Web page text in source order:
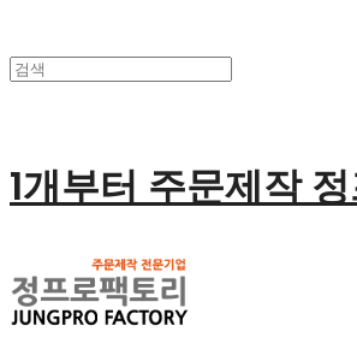
1개부터 주문제작